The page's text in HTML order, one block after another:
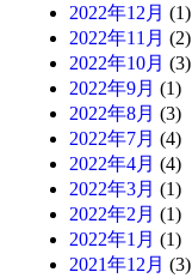
2022年12月 (1)
2022年11月 (2)
2022年10月 (3)
2022年9月 (1)
2022年8月 (3)
2022年7月 (4)
2022年4月 (4)
2022年3月 (1)
2022年2月 (1)
2022年1月 (1)
2021年12月 (3)